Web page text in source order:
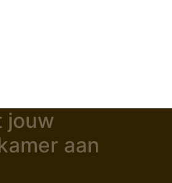
jouw
aan